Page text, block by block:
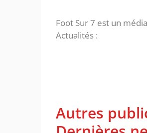
Foot Sur 7 est un
Actualités :
Autres